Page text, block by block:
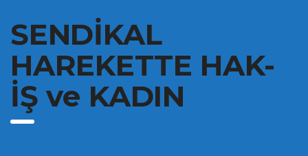
SENDİKAL
HAREKETTE HAK-
İŞ ve KADIN